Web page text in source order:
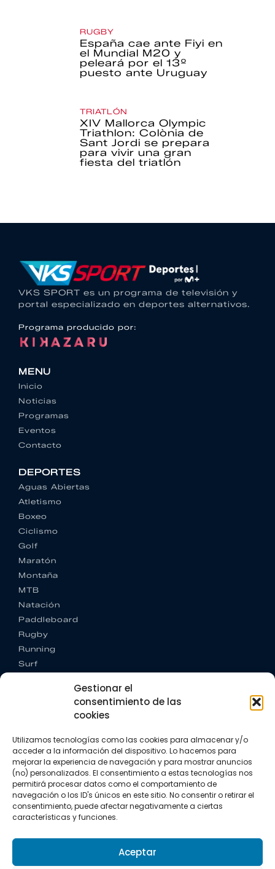
Gestionar el
consentimiento de las
cookies
Utilizamos tecnologías como las cookies para almacenar y/o
acceder a la información del dispositivo. Lo hacemos para
mejorar la experiencia de navegación y para mostrar anuncios
(no) personalizados. El consentimiento a estas tecnologías nos
permitirá procesar datos como el comportamiento de
navegación o los ID's únicos en este sitio. No consentir o retirar el
consentimiento, puede afectar negativamente a ciertas
características y funciones.
Aceptar
RUGBY
España cae ante Fiyi en
el Mundial M20 y
peleará por el 13º
puesto ante Uruguay
TRIATLÓN
XIV Mallorca Olympic
Triathlon: Colònia de
Sant Jordi se prepara
para vivir una gran
fiesta del triatlón
VKS SPORT es un programa de televisión y
portal especializado en deportes alternativos.
Programa producido por:
MENU
Inicio
Noticias
Programas
Eventos
Contacto
DEPORTES
Aguas Abiertas
Atletismo
Boxeo
Ciclismo
Golf
Maratón
Montaña
MTB
Natación
Paddleboard
Rugby
Running
Surf
CONTACTO
+34 662 342 177
info@vkssport.com
SÍGUENOS
Política de privacidad
Política de cookies